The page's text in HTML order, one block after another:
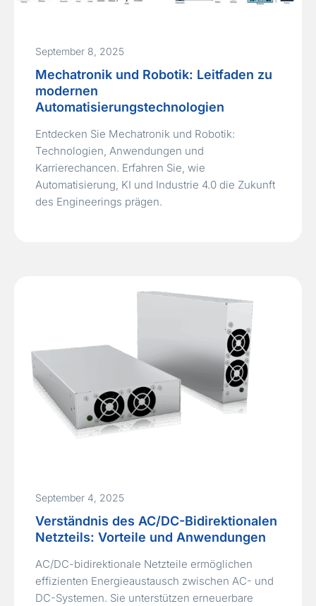
September 8, 2025
Mechatronik und Robotik: Leitfaden zu
modernen
Automatisierungstechnologien
Entdecken Sie Mechatronik und Robotik:
Technologien, Anwendungen und
Karrierechancen. Erfahren Sie, wie
Automatisierung, KI und Industrie 4.0 die Zukunft
des Engineerings prägen.
September 4, 2025
Verständnis des AC/DC-Bidirektionalen
Netzteils: Vorteile und Anwendungen
AC/DC-bidirektionale Netzteile ermöglichen
effizienten Energieaustausch zwischen AC- und
DC-Systemen. Sie unterstützen erneuerbare